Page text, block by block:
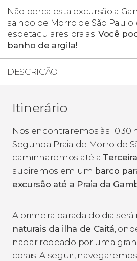
Não perca esta excursão a
saindo de Morro de São
espetaculares praias. Você
banho de argila!
DESCRIÇÃO
Itinerário
Nos encontraremos às 10:30
Segunda Praia de Morro de
caminharemos até a
subiremos em um barco
excursão até a Praia da
A primeira parada do dia será
naturais da ilha de Caitá,
nadar rodeado por uma
corais. A seguir,